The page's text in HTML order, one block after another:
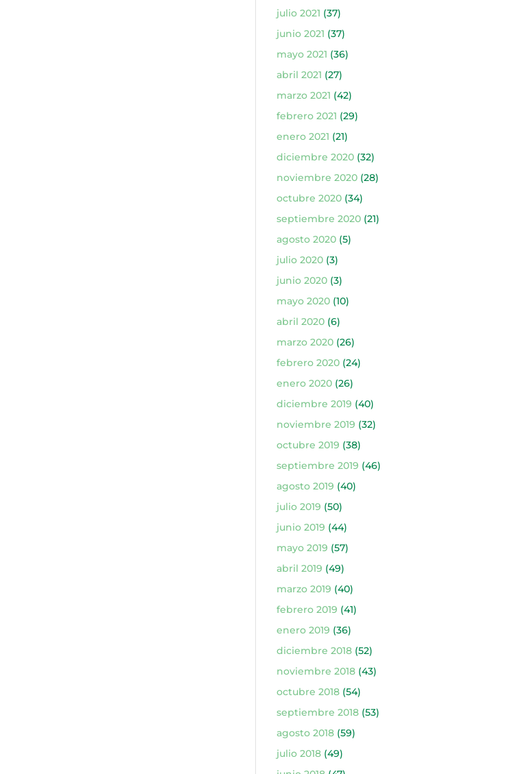
julio 2021 (37)
junio 2021 (37)
mayo 2021 (36)
abril 2021 (27)
marzo 2021 (42)
febrero 2021 (29)
enero 2021 (21)
diciembre 2020(32)
noviembre 2020(28)
octubre 2020(34)
septiembre 2020(21)
agosto 2020(5)
julio 2020(3)
junio 2020(3)
mayo 2020(10)
abril 2020(6)
marzo 2020(26)
febrero 2020(24)
enero 2020(26)
diciembre 2019 (40)
noviembre 2019 (32)
octubre 2019 (38)
septiembre 2019 (46)
agosto 2019 (40)
julio 2019 (50)
junio 2019 (44)
mayo 2019 (57)
abril 2019 (49)
marzo 2019 (40)
febrero 2019 (41)
enero 2019 (36)
diciembre 2018(52)
noviembre 2018(43)
octubre 2018(54)
septiembre 2018(53)
agosto 2018(59)
julio 2018(49)